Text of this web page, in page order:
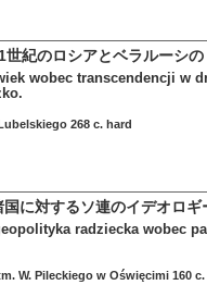
紀のロシアとベラルーシ
wobec transcendencji w
268 c. hard
国に対するソ連のイデオ
radziecka wobec
W. Pileckiego w Oświęcimi 160